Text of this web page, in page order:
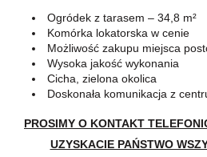
Ogródek z tarasem – 34,8 m²
Komórka lokatorska w cenie
Możliwość zakupu miejsca
Wysoka jakość wykonania
Cicha, zielona okolica
Doskonała komunikacja z
PROSIMY O KONTAKT
UZYSKACIE PAŃSTWO